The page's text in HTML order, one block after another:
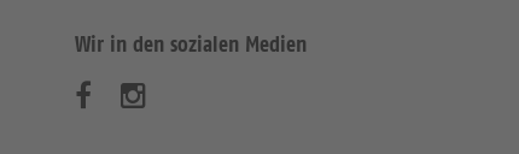
Wir in den sozialen Medien